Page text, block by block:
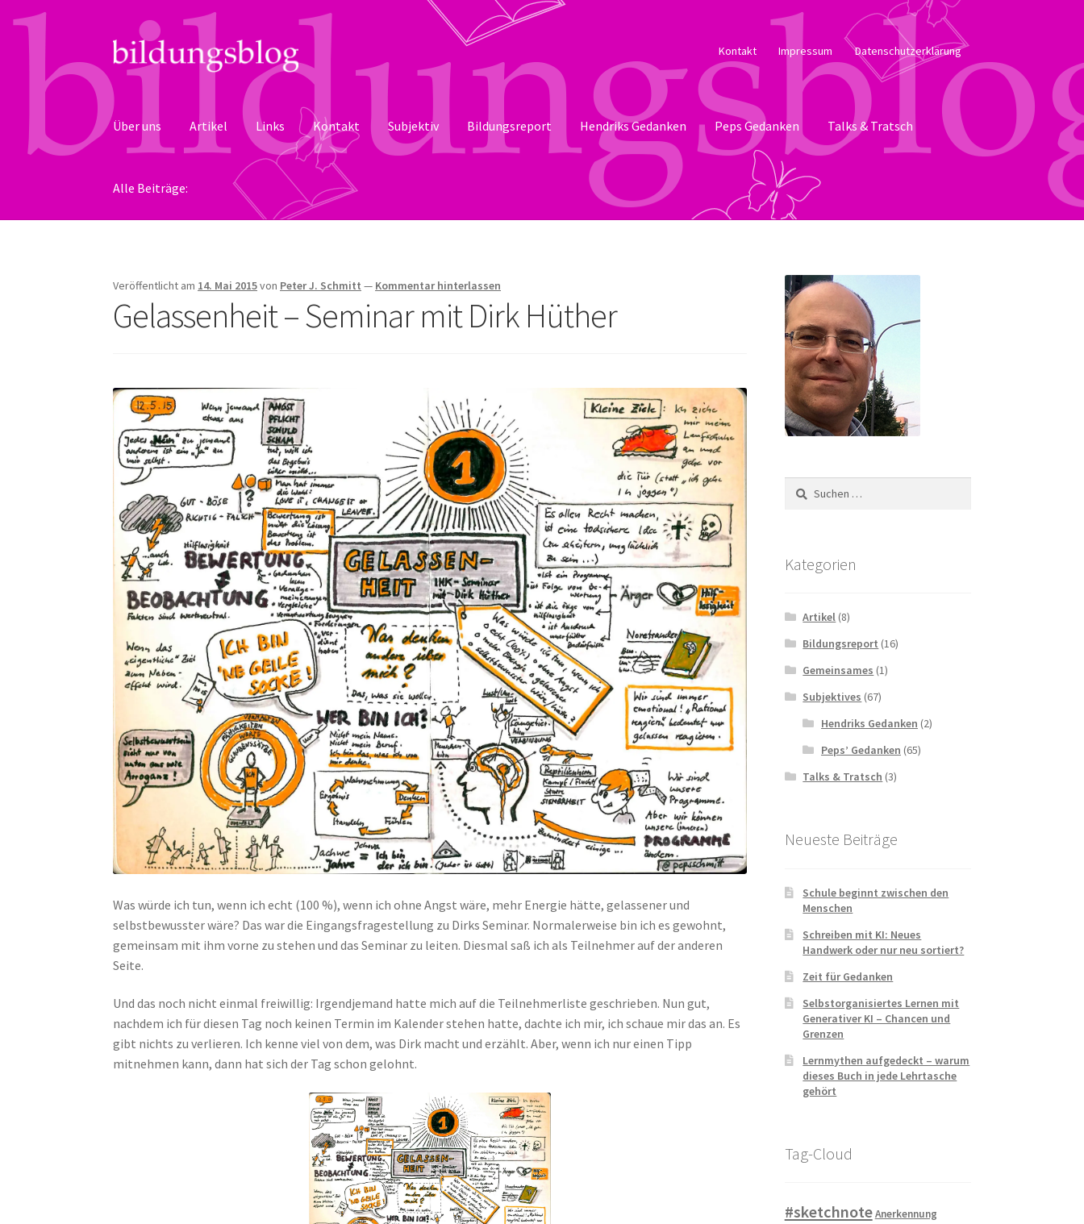
Zur
Navigation
springen
Zum
Inhalt
springen
Kontakt Impressum Datenschutzerklärung
Über uns Artikel Links Kontakt Subjektiv Bildungsreport Hendriks Gedanken Peps Gedanken Talks & Tratsch
Alle Beiträge:
Veröffentlicht am 14. Mai 2015von Peter J. Schmitt — Kommentar hinterlassen
Gelassenheit – Seminar mit Dirk Hüther
Was würde ich tun, wenn ich echt (100 %), wenn ich ohne Angst wäre, mehr Energie hätte, gelassener und
selbstbewusster wäre? Das war die Eingangsfragestellung zu Dirks Seminar. Normalerweise bin ich es gewohnt,
gemeinsam mit ihm vorne zu stehen und das Seminar zu leiten. Diesmal saß ich als Teilnehmer auf der anderen
Seite.
Und das noch nicht einmal freiwillig: Irgendjemand hatte mich auf die Teilnehmerliste geschrieben. Nun gut,
nachdem ich für diesen Tag noch keinen Termin im Kalender stehen hatte, dachte ich mir, ich schaue mir das an. Es
gibt nichts zu verlieren. Ich kenne viel von dem, was Dirk macht und erzählt. Aber, wenn ich nur einen Tipp
mitnehmen kann, dann hat sich der Tag schon gelohnt.
Suchen
nach:
Kategorien
Artikel (8)
Bildungsreport (16)
Gemeinsames (1)
Subjektives (67)
Hendriks Gedanken (2)
Peps’ Gedanken (65)
Talks & Tratsch (3)
Neueste Beiträge
Schule beginnt zwischen den
Menschen
Schreiben mit KI: Neues
Handwerk oder nur neu sortiert?
Zeit für Gedanken
Selbstorganisiertes Lernen mit
Generativer KI – Chancen und
Grenzen
Lernmythen aufgedeckt – warum
dieses Buch in jede Lehrtasche
gehört
Tag-Cloud
#sketchnoteAnerkennung